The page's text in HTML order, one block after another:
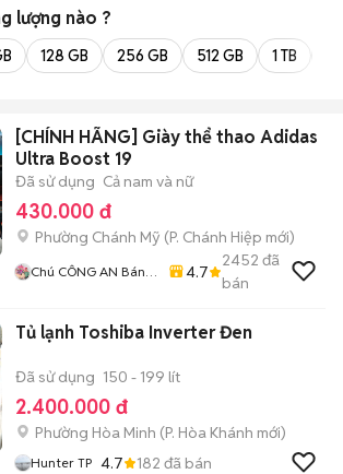
lượng nào ?
128 GB 256 GB 512 GB 1 TB
[CHÍNH HÃNG] Giày thể thao Adidas
Ultra Boost 19
Đã sử dụng Cả nam và nữ
430.000 đ
Phường Chánh Mỹ (P. Chánh Hiệp mới)
Chú CÔNG AN Bán
4.7
2452 đã
bán
Tủ lạnh Toshiba Inverter Đen
Đã sử dụng 150 - 199 lít
2.400.000 đ
Phường Hòa Minh (P. Hòa Khánh mới)
Hunter TP 4.7 182 đã bán